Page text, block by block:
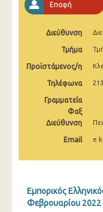
Αυγούστου
Ιουλίου 2025
Ιουνίου 2025
Μαΐου 2025
Απριλίου 2025
Μαρτίου 2025
Δεκεμβρίου
Νοεμβρίου
Επαφή
Διεύθυνση
Τμήμα
Προϊστάμενος/η
Τηλέφωνα
Γραμματεία
Φαξ
Διεύθυνση
Email
Εμπορικός
Φεβρουαρίου 2022